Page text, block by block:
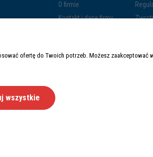
O firmie
Kontakt i dane firmy
Czas
ofertę do Twoich potrzeb. Możesz
wszystkie